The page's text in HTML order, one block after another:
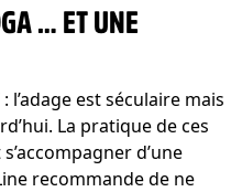
… ET UNE
l’adage est séculaire mais
La pratique de ces
d’une
recommande de ne